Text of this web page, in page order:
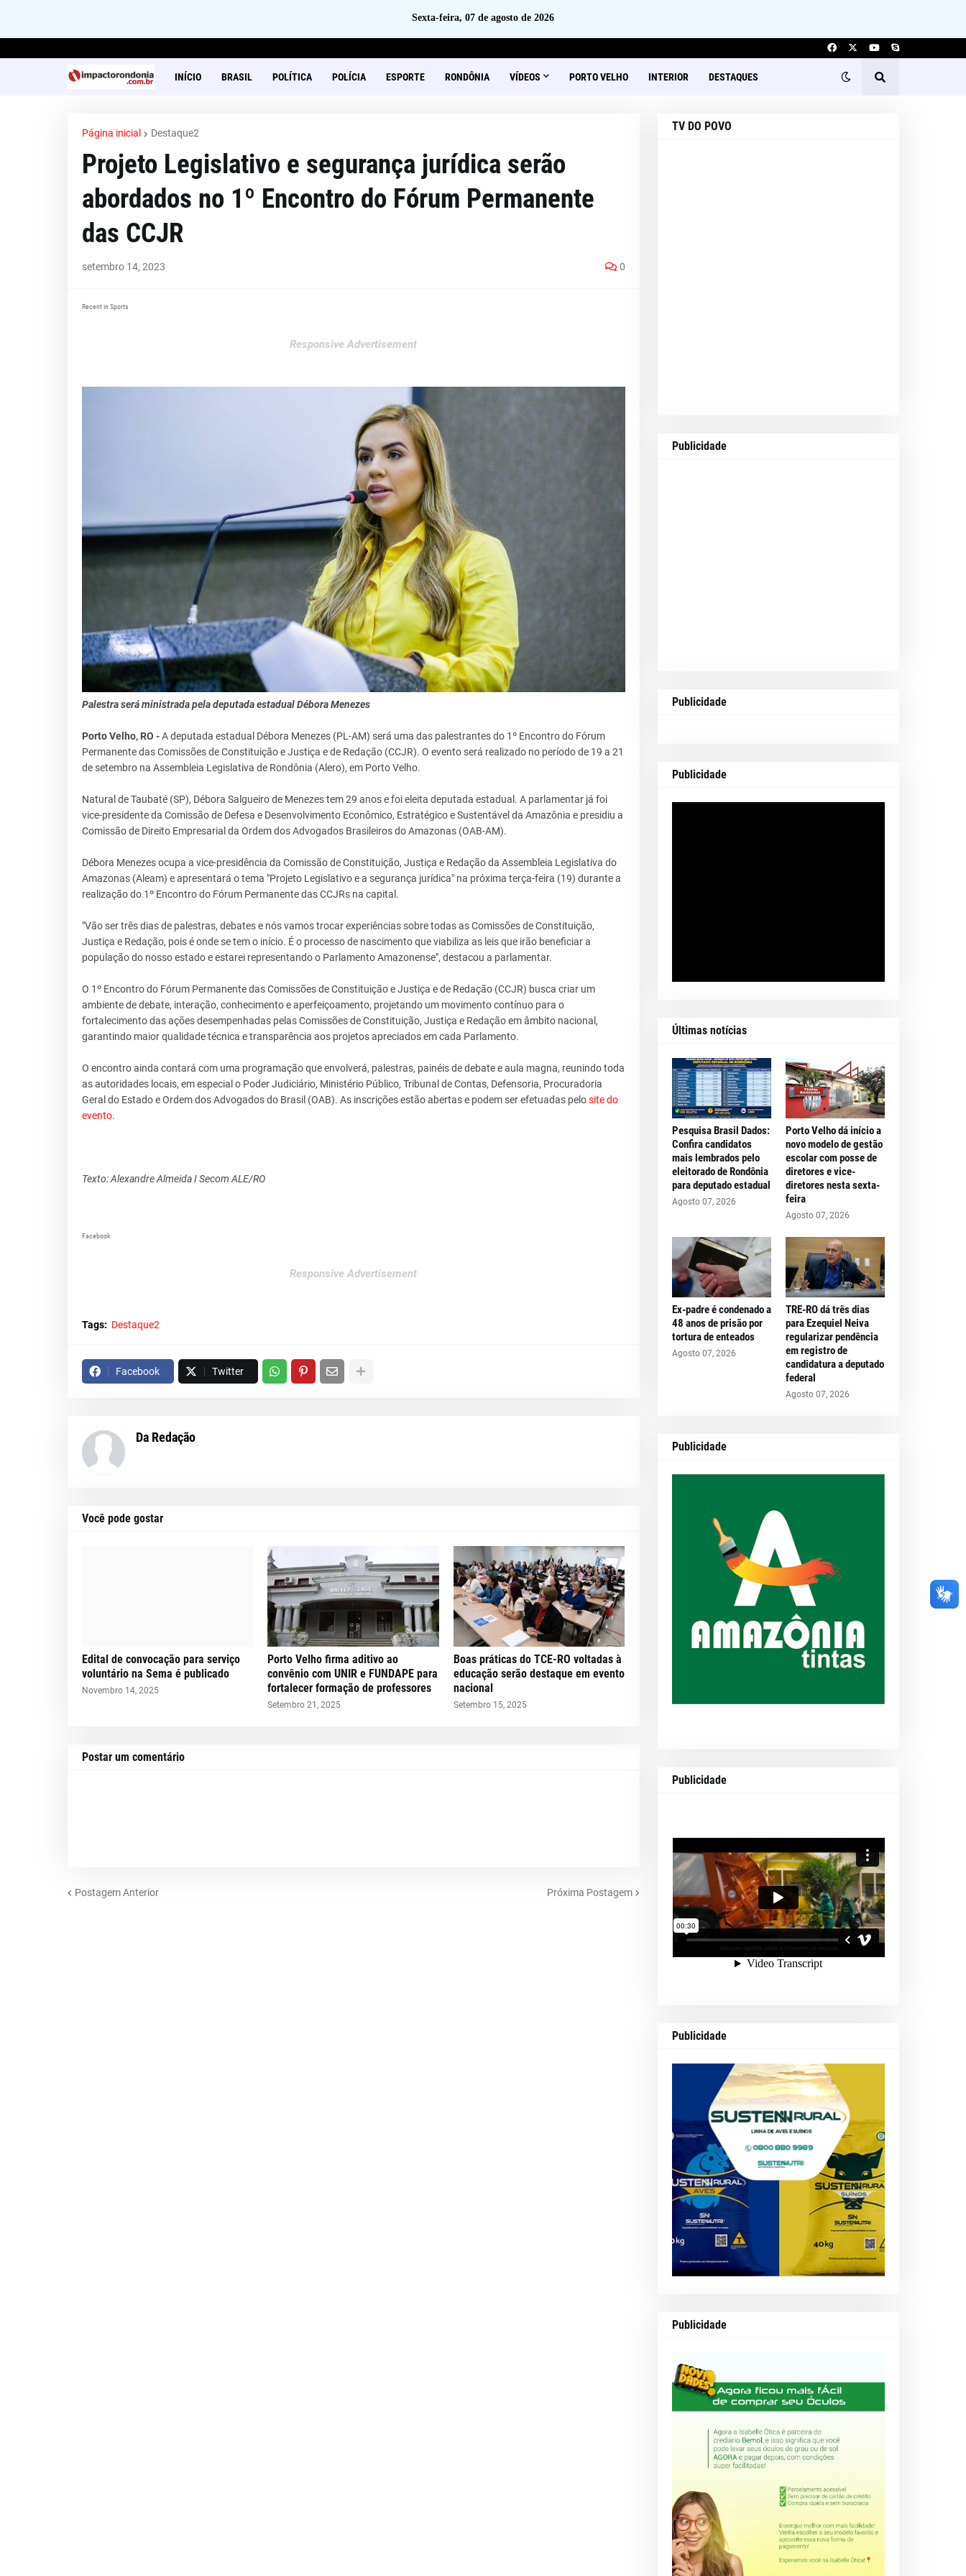
Sexta-feira, 07 de agosto de 2026
INÍCIO BRASIL POLÍTICA POLÍCIA ESPORTE RONDÔNIA VÍDEOS PORTO VELHO INTERIOR DESTAQUES
Página inicial Destaque2
Projeto Legislativo e segurança jurídica serão
abordados no 1º Encontro do Fórum Permanente
das CCJR
setembro 14, 2023 0
Recent in Sports
Responsive Advertisement
Palestra será ministrada pela deputada estadual Débora Menezes
Porto Velho, RO -A deputada estadual Débora Menezes (PL-AM) será uma das palestrantes do 1º Encontro do Fórum
Permanente das Comissões de Constituição e Justiça e de Redação (CCJR). O evento será realizado no período de 19 a 21
de setembro na Assembleia Legislativa de Rondônia (Alero), em Porto Velho.
Natural de Taubaté (SP), Débora Salgueiro de Menezes tem 29 anos e foi eleita deputada estadual. A parlamentar já foi
vice-presidente da Comissão de Defesa e Desenvolvimento Econômico, Estratégico e Sustentável da Amazônia e presidiu a
Comissão de Direito Empresarial da Ordem dos Advogados Brasileiros do Amazonas (OAB-AM).
Débora Menezes ocupa a vice-presidência da Comissão de Constituição, Justiça e Redação da Assembleia Legislativa do
Amazonas (Aleam) e apresentará o tema "Projeto Legislativo e a segurança jurídica" na próxima terça-feira (19) durante a
realização do 1º Encontro do Fórum Permanente das CCJRs na capital.
"Vão ser três dias de palestras, debates e nós vamos trocar experiências sobre todas as Comissões de Constituição,
Justiça e Redação, pois é onde se tem o início. É o processo de nascimento que viabiliza as leis que irão beneficiar a
população do nosso estado e estarei representando o Parlamento Amazonense", destacou a parlamentar.
O 1º Encontro do Fórum Permanente das Comissões de Constituição e Justiça e de Redação (CCJR) busca criar um
ambiente de debate, interação, conhecimento e aperfeiçoamento, projetando um movimento contínuo para o
fortalecimento das ações desempenhadas pelas Comissões de Constituição, Justiça e Redação em âmbito nacional,
garantindo maior qualidade técnica e transparência aos projetos apreciados em cada Parlamento.
O encontro ainda contará com uma programação que envolverá, palestras, painéis de debate e aula magna, reunindo toda
as autoridades locais, em especial o Poder Judiciário, Ministério Público, Tribunal de Contas, Defensoria, Procuradoria
Geral do Estado e Ordem dos Advogados do Brasil (OAB). As inscrições estão abertas e podem ser efetuadas pelosite do
evento.
Texto: Alexandre Almeida I Secom ALE/RO
Facebook
Responsive Advertisement
Tags: Destaque2
Facebook Twitter
Da Redação
Você pode gostar
Edital de convocação para serviço
voluntário na Sema é publicado
Novembro 14, 2025
Porto Velho firma aditivo ao
convênio com UNIR e FUNDAPE para
fortalecer formação de professores
Setembro 21, 2025
Boas práticas do TCE-RO voltadas à
educação serão destaque em evento
nacional
Setembro 15, 2025
Postar um comentário
Postagem Anterior Próxima Postagem
TV DO POVO
Publicidade
Publicidade
Publicidade
Últimas notícias
Pesquisa Brasil Dados:
Confira candidatos
mais lembrados pelo
eleitorado de Rondônia
para deputado estadual
Agosto 07, 2026
Porto Velho dá início a
novo modelo de gestão
escolar com posse de
diretores e vice-
diretores nesta sexta-
feira
Agosto 07, 2026
Ex-padre é condenado a
48 anos de prisão por
tortura de enteados
Agosto 07, 2026
TRE-RO dá três dias
para Ezequiel Neiva
regularizar pendência
em registro de
candidatura a deputado
federal
Agosto 07, 2026
Publicidade
Publicidade
Publicidade
Publicidade